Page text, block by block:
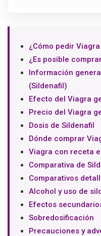
¿Cómo pedir
¿Es posible
Información
(Sildenafil)
Efecto del Viagra
Precio del Viagra
Dosis de Sildenafil
Dónde comprar
Viagra con receta
Comparativa de
Comparativos
Alcohol y uso de
Efectos
Sobredosificación
Precauciones y